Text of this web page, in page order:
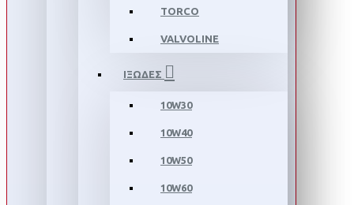
TORCO
VALVOLINE
ΙΞΩΔΕΣ
10W30
10W40
10W50
10W60